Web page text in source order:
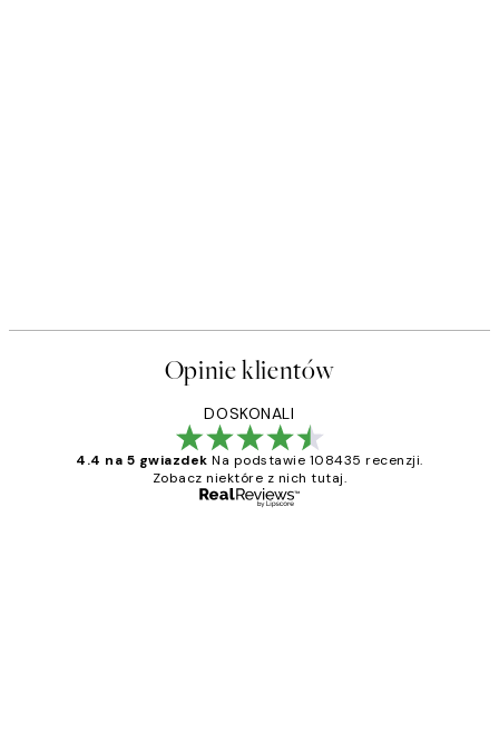
Opinie klientów
DOSKONALI
4.4 na 5 gwiazdek Na podstawie 108435 recenzji.
Zobacz niektóre z nich tutaj.